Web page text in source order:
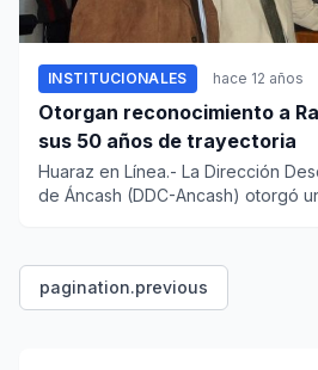
INSTITUCIONALES hace 12 años
Otorgan reconocimiento a
sus 50 años de trayectoria
Huaraz en Línea.- La Dirección
de Áncash (DDC-Ancash) otorgó
pagination.previous